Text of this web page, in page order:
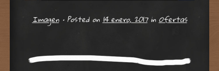
Imagen • Posted on 14 enero, 2017 in Ofertas